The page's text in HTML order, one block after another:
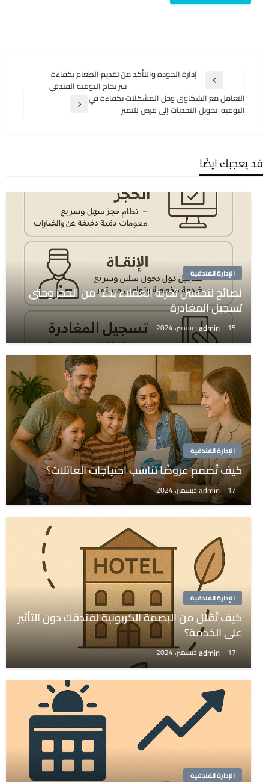
المقالات
المقالة
السابقة
إدارة الجودة والتأكد من تقديم الطعام بكفاءة:
سر نجاح البوفيه الفندقي
المقالة
التعامل مع الشكاوى وحل المشكلات بكفاءة في
البوفيه: تحويل التحديات إلى فرص للتميز
قد يعجبك ايضًا
الإدارة الفندقية
نصائح لتحسين تجربة العملاء بدءًا من الحجز وحتى
تسجيل المغادرة
admin 15 ديسمبر، 2024
الإدارة الفندقية
كيف تُصمم عروضًا تناسب احتياجات العائلات؟
admin 17 ديسمبر، 2024
الإدارة الفندقية
كيف تُقلل من البصمة الكربونية لفندقك دون التأثير
على الخدمة؟
admin 17 ديسمبر، 2024
الإدارة الفندقية